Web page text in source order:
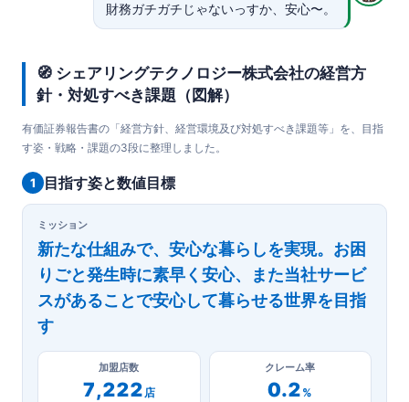
財務ガチガチじゃないっすか、安心〜。
🧭 シェアリングテクノロジー株式会社の経営方
針・対処すべき課題（図解）
有価証券報告書の「経営方針、経営環境及び対処すべき課題等」を、目指
す姿・戦略・課題の3段に整理しました。
1 目指す姿と数値目標
ミッション
新たな仕組みで、安心な暮らしを実現。お困
りごと発生時に素早く安心、また当社サービ
スがあることで安心して暮らせる世界を目指
す
加盟店数
7,222 店
クレーム率
0.2 %